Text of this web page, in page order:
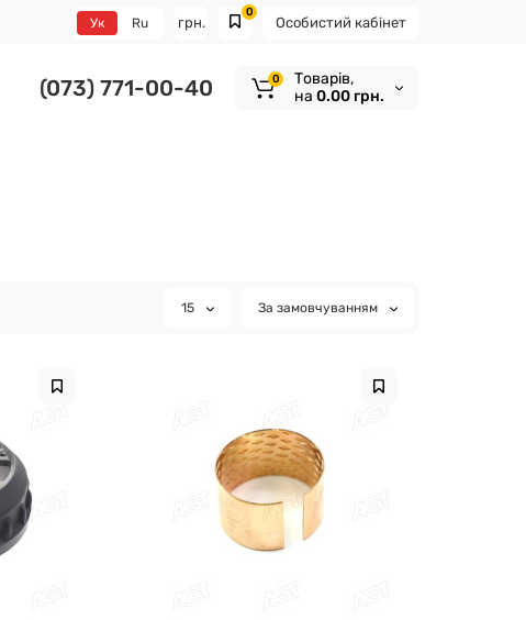
Особистий кабінет
0
грн.
Ук Ru
(073) 771-00-40 0
Tоварів,
на 0.00 грн.
15 За замовчуванням